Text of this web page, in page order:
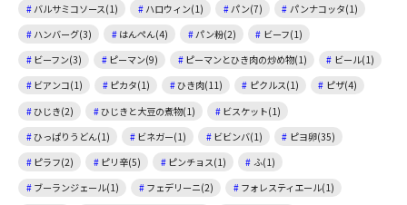
バルサミコソース(1)
ハロウィン(1) パン(7)
パンナコッタ(1)
ハンバーグ(3)
はんぺん(4) パン粉(2)
ビーフ(1)
ビーフン(3)
ピーマン(9) ピーマンとひき肉の炒め物(1)
ビール(1)
ビアンコ(1)
ピカタ(1) ひき肉(11) ピクルス(1)
ピザ(4)
ひじき(2)
ひじきと大豆の煮物(1)
ビスケット(1)
ひっぱりうどん(1)
ビネガー(1) ビビンバ(1)
ピヨ卵(35)
ピラフ(2)
ピリ辛(5) ピンチョス(1)
ふ(1)
ブーランジェール(1)
フェデリーニ(2)
フォレスティエール(1)